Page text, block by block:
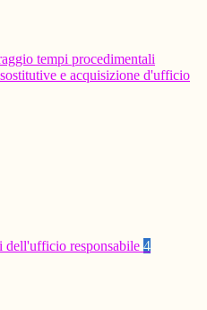
tempi procedimentali
e acquisizione d'ufficio
dell'ufficio responsabile 4